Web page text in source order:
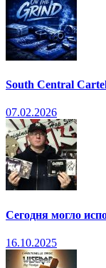
South Central
07.02.2026
Сегодня могло
16.10.2025